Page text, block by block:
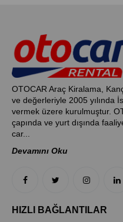
OTOCAR Araç Kiralama,
ve değerleriyle 2005 yılında
vermek üzere kurulmuştur.
çapında ve yurt dışında
car...
Devamını Oku
HIZLI BAĞLANTILAR